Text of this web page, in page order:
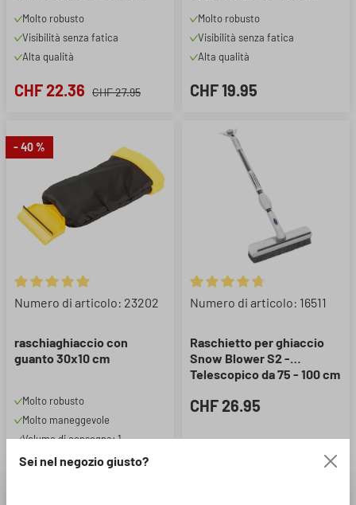
Molto robusto
Visibilità senza fatica
Alta qualità
CHF 22.36 CHF 27.95
Molto robusto
Visibilità senza fatica
Alta qualità
CHF 19.95
- 40 %
Valutazione media di 4.89 su 5 stelle
Numero di articolo: 23202
raschiaghiaccio con
guanto 30x10 cm
Molto robusto
Molto maneggevole
Volume di consegna: 1
raschiaghiaccio, 1 guanto
Valutazione media di 4.86 su
Numero di articolo: 16511
Raschietto per ghiaccio
Snow Blower S2 -
Telescopico da 75 - 100 cm
CHF 26.95
Sei nel negozio giusto?